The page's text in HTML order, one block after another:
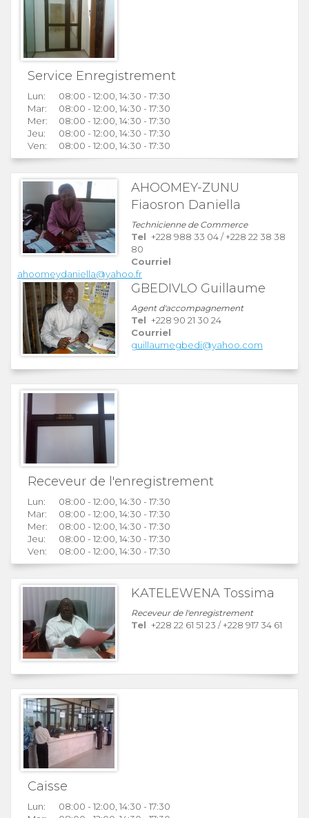
Service Enregistrement
Lun:
08:00 - 12:00, 14:30 - 17:30
Mar:
08:00 - 12:00, 14:30 - 17:30
Mer:
08:00 - 12:00, 14:30 - 17:30
Jeu:
08:00 - 12:00, 14:30 - 17:30
Ven:
08:00 - 12:00, 14:30 - 17:30
AHOOMEY-ZUNU
Fiaosron Daniella
Technicienne de Commerce
Tel +228 988 33 04/+228 22 38 38
80
Courriel
ahoomeydaniella@yahoo.fr
GBEDIVLO Guillaume
Agent d'accompagnement
Tel +228 90 21 30 24
Courriel
guillaumegbedi@yahoo.com
Receveur de l'enregistrement
Lun:
08:00 - 12:00, 14:30 - 17:30
Mar:
08:00 - 12:00, 14:30 - 17:30
Mer:
08:00 - 12:00, 14:30 - 17:30
Jeu:
08:00 - 12:00, 14:30 - 17:30
Ven:
08:00 - 12:00, 14:30 - 17:30
KATELEWENA Tossima
Receveur de l'enregistrement
Tel +228 22 61 51 23 /+228 917 34 61
Caisse
Lun:
08:00 - 12:00, 14:30 - 17:30